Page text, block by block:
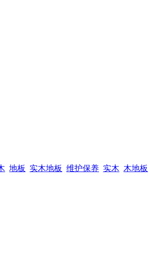
地板 实木地板 维护保养 实木 木地板